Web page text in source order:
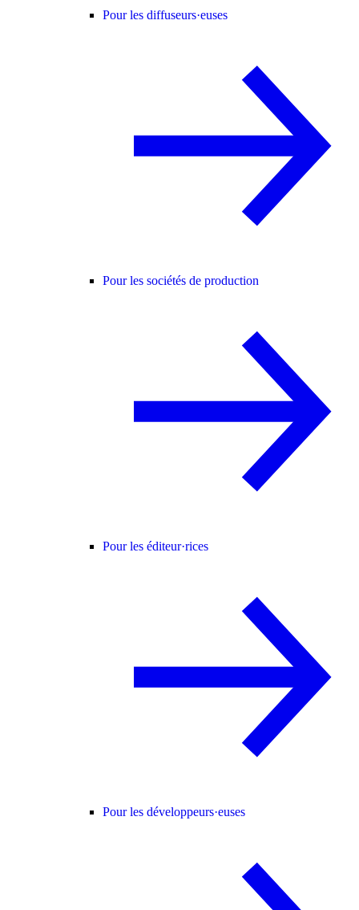
Pour les diffuseurs·euses
Pour les sociétés de production
Pour les éditeur·rices
Pour les développeurs·euses